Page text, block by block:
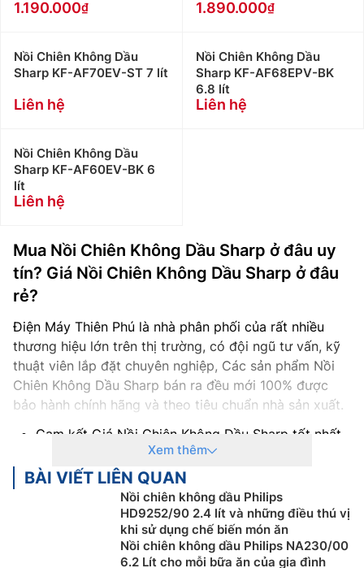
1.190.000 1.890.000
Nồi Chiên Không Dầu
Sharp KF-AF70EV-ST 7 lít
Liên hệ
Nồi Chiên Không Dầu
Sharp KF-AF68EPV-BK
6.8 lít
Liên hệ
Nồi Chiên Không Dầu
Sharp KF-AF60EV-BK 6
lít
Liên hệ
Mua Nồi Chiên Không Dầu Sharp ở đâu uy
tín? Giá Nồi Chiên Không Dầu Sharp ở đâu
rẻ?
Điện Máy Thiên Phú là nhà phân phối của rất nhiều
thương hiệu lớn trên thị trường, có đội ngũ tư vấn, kỹ
thuật viên lắp đặt chuyên nghiệp, Các sản phẩm Nồi
Chiên Không Dầu Sharp bán ra đều mới 100% được
bảo hành chính hãng và theo tiêu chuẩn nhà sản xuất.
Cam kết Giá Nồi Chiên Không Dầu Sharp tốt nhất
thị trường với 100% sản phẩm chính hãng
Thanh toán khi mua Nồi Chiên Không Dầu Sharp
thuận tiện, bằng tiền mặt, Sec hoặc chuyển khoản
Để được tư vấn miễn phí, hỗ trợ kỹ thuật, hướng
dẫn sử dụng quý khách hàng vui lòng liên hệ:
Xem thêm
BÀI VIẾT LIÊN QUAN
Nồi chiên không dầu Philips
HD9252/90 2.4 lít và những điều thú vị
khi sử dụng chế biến món ăn
Nồi chiên không dầu Philips NA230/00
6.2 Lít cho mỗi bữa ăn của gia đình